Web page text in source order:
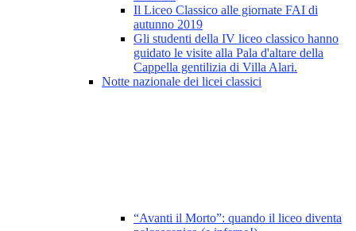
Il Liceo Classico alle giornate FAI di
autunno 2019
Gli studenti della IV liceo classico hanno
guidato le visite alla Pala d'altare della
Cappella gentilizia di Villa Alari.
Notte nazionale dei licei classici
“Avanti il Morto”: quando il liceo diventa